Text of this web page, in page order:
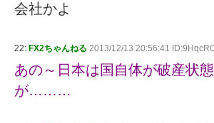
会社かよ
22: FX2ちゃんねる 2013/12/13 20:56:41
あの～日本は国自体が破産状
が………